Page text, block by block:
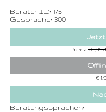
Berater ID: 175
Gespräche: 300
Jetzt
Preis:€
€
Beratungssprachen: